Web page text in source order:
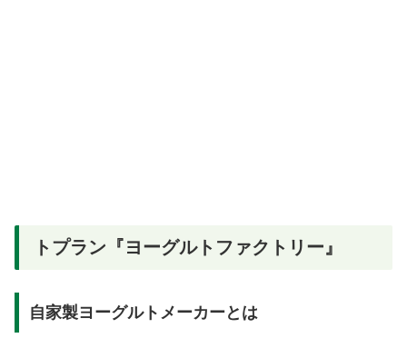
トプラン『ヨーグルトファクトリー』
自家製ヨーグルトメーカーとは